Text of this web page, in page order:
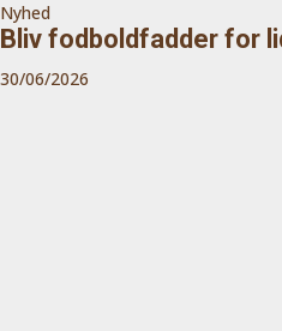
Nyhed
Bliv fodboldfadder for
30/06/2026